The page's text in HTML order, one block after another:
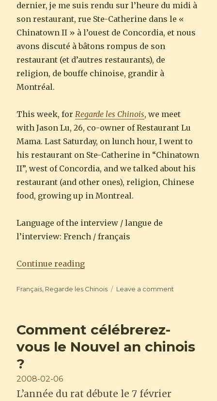
dernier, je me suis rendu sur l’heure du midi à
son restaurant, rue Ste-Catherine dans le «
Chinatown II » à l’ouest de Concordia, et nous
avons discuté à bâtons rompus de son
restaurant (et d’autres restaurants), de
religion, de bouffe chinoise, grandir à
Montréal.
This week, forRegarde les Chinois, we meet
with Jason Lu, 26, co-owner of Restaurant Lu
Mama. Last Saturday, on lunch hour, I went to
his restaurant on Ste-Catherine in “Chinatown
II”, west of Concordia, and we talked about his
restaurant (and other ones), religion, Chinese
food, growing up in Montreal.
Language of the interview / langue de
l’interview: French / français
Continue reading“Regarde les Chinois : Jason Lu”
Categories
Français Regarde les Chinois Leave a comment
Jason
Lu
Comment célébrerez-
vous le Nouvel an chinois
?
Posted
on
2008-02-06
L’année du rat débute le 7 février